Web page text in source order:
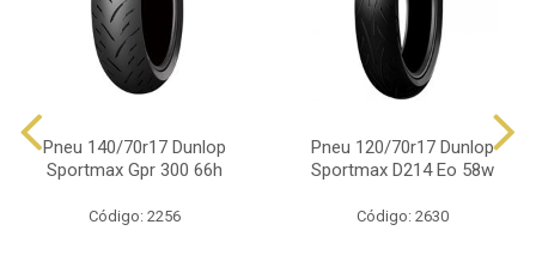
Pneu 140/70r17 Dunlop
Sportmax Gpr 300 66h
Código: 2256
Pneu 120/70r17 Dunlop
Sportmax D214 Eo 58w
Código: 2630